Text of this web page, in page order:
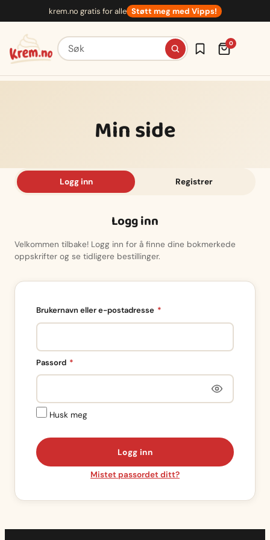
innhold
krem.no gratis for alle Støtt meg med Vipps!
Søk etter oppskrifter 0
Min side
Logg inn Registrer
Logg inn
Velkommen tilbake! Logg inn for å finne dine bokmerkede
oppskrifter og se tidligere bestillinger.
Brukernavn eller e-postadresse *
Passord *
Husk meg
Logg inn
Mistet passordet ditt?